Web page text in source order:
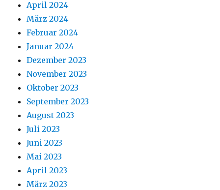
April 2024
März 2024
Februar 2024
Januar 2024
Dezember 2023
November 2023
Oktober 2023
September 2023
August 2023
Juli 2023
Juni 2023
Mai 2023
April 2023
März 2023